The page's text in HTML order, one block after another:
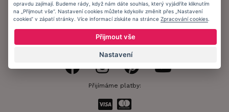
Informační memorandum
Zůstaňte s námi v kontaktu.
Přijímáme platby:
opravdu zajímají. Budeme rády, když nám dáte souhlas, který vyjádříte kliknutím
na „Přijmout vše“. Nastavení cookies můžete kdykoliv změnit přes „Nastavení
cookies“ v zápatí stránky. Více informací získáte na stránce Zpracování cookies
Přijmout vše
Nastavení